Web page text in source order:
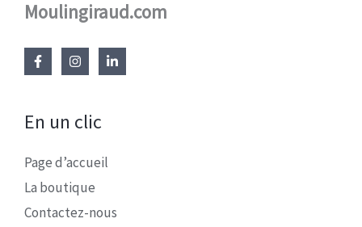
Moulingiraud.com
En un clic
Page d’accueil
La boutique
Contactez-nous